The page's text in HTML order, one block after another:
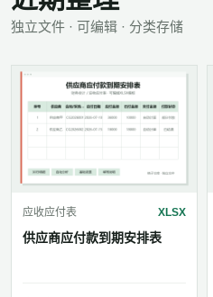
独立文件 · 可编辑 · 分类存储
应收应付表 XLSX
供应商应付款到期安排表